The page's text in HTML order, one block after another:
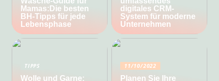
Mamas:Die besten
BH-Tipps für jede
Lebensphase
digitales CRM-
System für moderne
Unternehmen
TIPPS
Wolle und Garne:
11/10/2022
Planen Sie Ihre